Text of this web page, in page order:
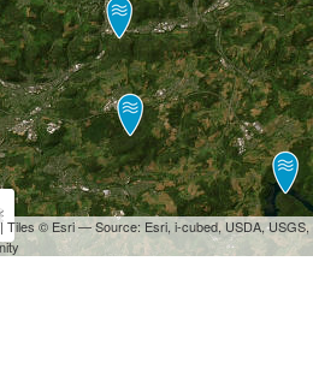
Tiles © Esri — Source: Esri, i-cubed, USDA, USGS,